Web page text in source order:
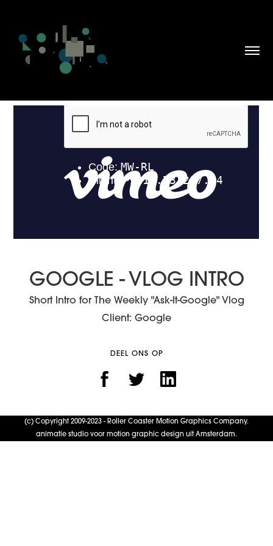
GOOGLE - VLOG INTRO
Short Intro for The Weekly "Ask-It-Google" Vlog
Client: Google
DEEL ONS OP
(c) Copyright 2009-2023 - Roller Coaster Motion Graphics Company.
animatie studio voor motion graphic design uit Amsterdam.